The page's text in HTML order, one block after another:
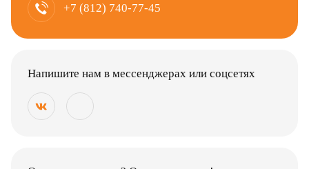
+7 (812) 740-77-45
Напишите нам в мессенджерах или соцсетях